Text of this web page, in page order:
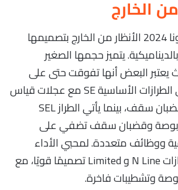
تجذب هيونداي كونا 2024 الأنظار من الخارج بتصميمها
يتميز حجمها الصغير
يعتبر البعض أنها تفوقت حتى على
سيارات BMW. تأتي الطرازات الأساسية SE مع عجلات قياس
16 بوصة وبدون قضبان سقف، بينما يأتي الطراز SEL
بعجلات قياس 17 بوصة وقضبان سقف تضفي على
ووظائف متعددة. لمحبي الأداء
الرياضي، توفر الطرازات N Line و Limited تصميمًا قويًا، مع